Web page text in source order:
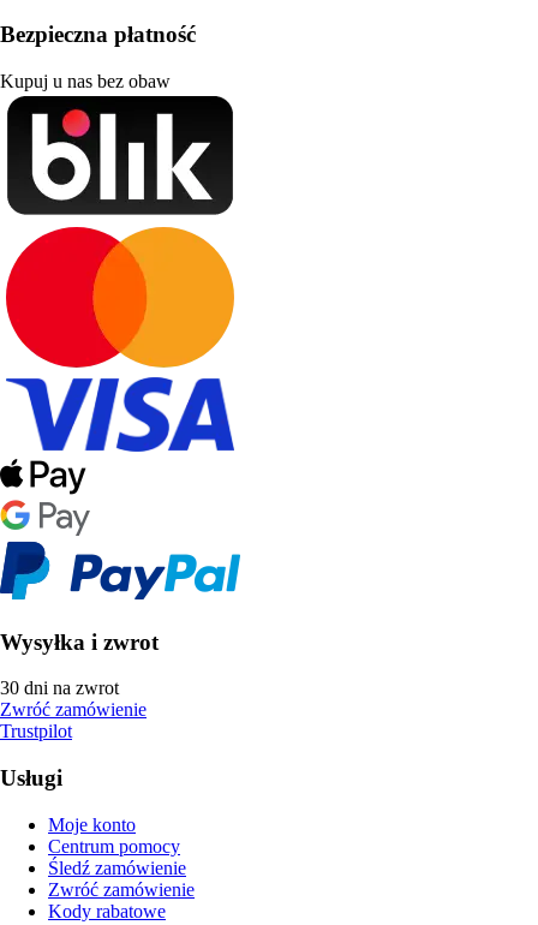
Bezpieczna płatność
Kupuj u nas bez obaw
Wysyłka i zwrot
30 dni na zwrot
Zwróć zamówienie
Trustpilot
Usługi
Moje konto
Centrum pomocy
Śledź zamówienie
Zwróć zamówienie
Kody rabatowe